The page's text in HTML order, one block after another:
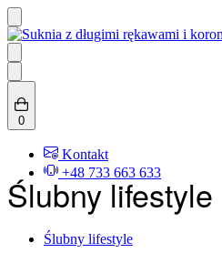
Skip
to
content
Search
open
0
(0)
Kontakt
+48 733 663 633
Ślubny lifestyle
Posted Ślubny lifestyle